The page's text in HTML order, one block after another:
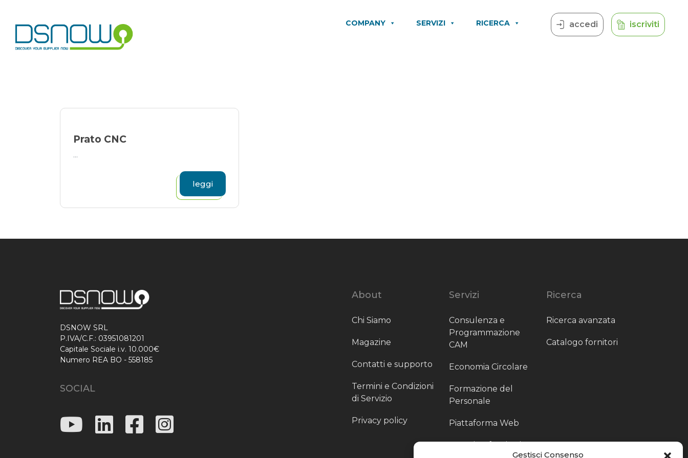
Gestisci Consenso
content
COMPANY SERVIZI RICERCA accedi iscriviti
Prato CNC
...
leggi
DSNOW SRL
P.IVA/C.F.: 03951081201
Capitale Sociale i.v. 10.000€
Numero REA BO - 558185
SOCIAL
About
Chi Siamo
Magazine
Contatti e supporto
Termini e Condizioni
di Servizio
Privacy policy
Servizi
Consulenza e
Programmazione
CAM
Economia Circolare
Formazione del
Personale
Piattaforma Web
Scouting fornitori
Ricerca
Ricerca avanzata
Catalogo fornitori